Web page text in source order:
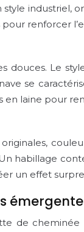
style
renforcer
douces. Le
se
en laine pour
habillage
un effet
de